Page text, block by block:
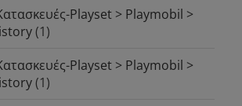
Playset > Playmobil >
(1)
Playset > Playmobil >
(1)